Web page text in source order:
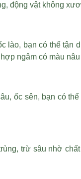
động vật không
bạn có thể tận
ngâm có màu
ốc sên, bạn có
trừ sâu nhờ